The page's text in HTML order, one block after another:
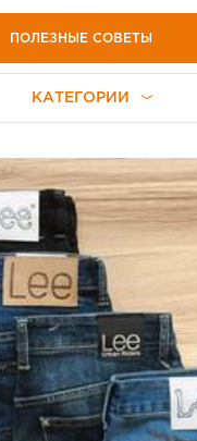
ПОЛЕЗНЫЕ СОВЕТЫ
КАТЕГОРИИ